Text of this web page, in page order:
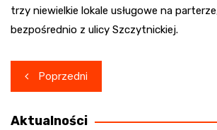
trzy niewielkie lokale usługowe na
bezpośrednio z ulicy Szczytnickiej.
Nawigacja
wpisu
Poprzedni
Aktualności